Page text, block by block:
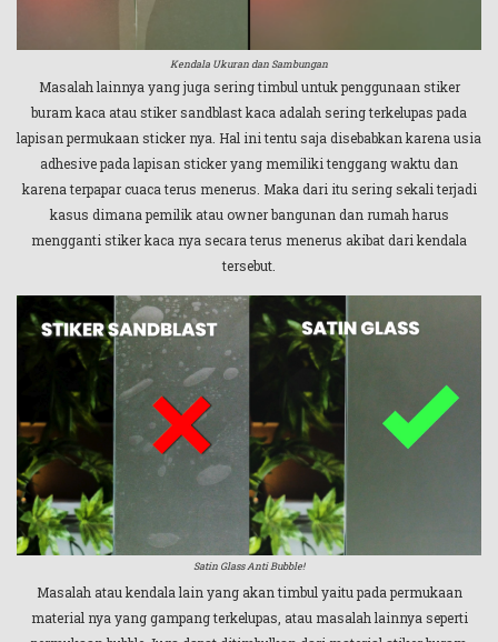
Kendala Ukuran dan Sambungan
Masalah lainnya yang juga sering timbul untuk penggunaan stiker
buram kaca atau stiker sandblast kaca adalah sering terkelupas pada
lapisan permukaan sticker nya. Hal ini tentu saja disebabkan karena usia
adhesive pada lapisan sticker yang memiliki tenggang waktu dan
karena terpapar cuaca terus menerus. Maka dari itu sering sekali terjadi
kasus dimana pemilik atau owner bangunan dan rumah harus
mengganti stiker kaca nya secara terus menerus akibat dari kendala
tersebut.
Satin Glass Anti Bubble!
Masalah atau kendala lain yang akan timbul yaitu pada permukaan
material nya yang gampang terkelupas, atau masalah lainnya seperti